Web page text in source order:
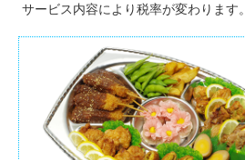
サービス内容により税率が変わります。